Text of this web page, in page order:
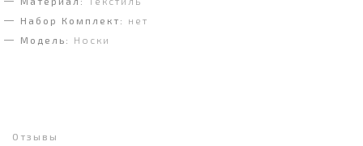
Набор Комплект:
нет
Модель:
Носки
Отзывы